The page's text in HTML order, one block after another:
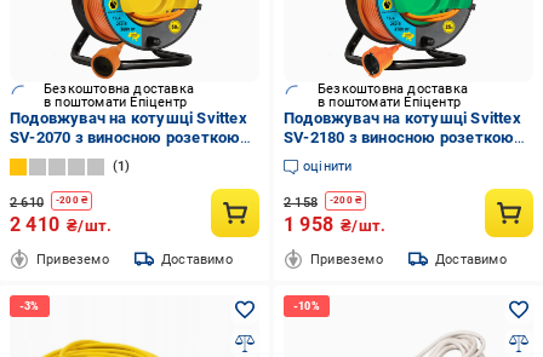
Безкоштовна доставка
в поштомати Епіцентр
Подовжувач на котушці Svittex
SV-2070 з виносною розеткою
50 м 2х1,5 мм (33933)
1
2 610 -200₴
2 410 ₴/шт.
Привеземо Доставимо
Безкоштовна доставка
в поштомати Епіцентр
Подовжувач на котушці Svittex
SV-2180 з виносною розеткою
25 м 2х2, 5 мм (43933)
оцінити
2 158 -200₴
1 958 ₴/шт.
Привеземо Доставимо